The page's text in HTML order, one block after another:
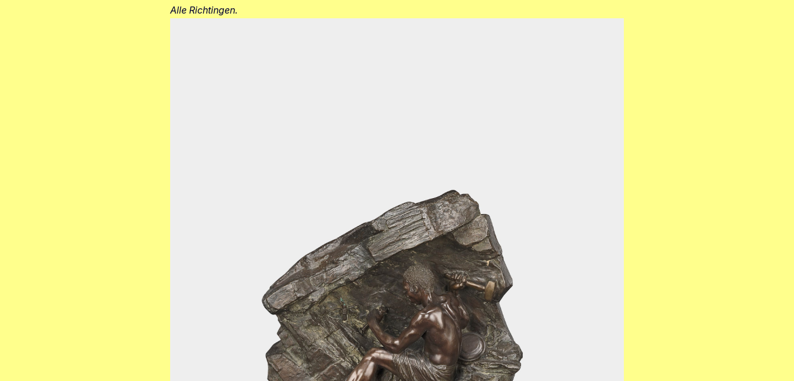
Alle Richtingen.